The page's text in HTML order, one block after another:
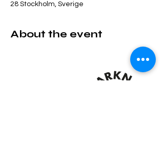
28 Stockholm, Sverige
About the event